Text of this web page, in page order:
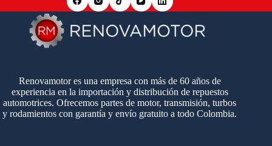
Renovamotor es una empresa con más de 60 años de
experiencia en la importación y distribución de repuestos
automotrices. Ofrecemos partes de motor, transmisión, turbos
y rodamientos con garantía y envío gratuito a todo Colombia.